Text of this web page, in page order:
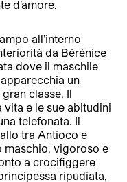
d’amore.
all’interno
da Bérénice
dove il maschile
un
classe. Il
vita e le sue abitudini
telefonata. Il
tra Antioco e
maschio, vigoroso e
a crocifiggere
ripudiata,